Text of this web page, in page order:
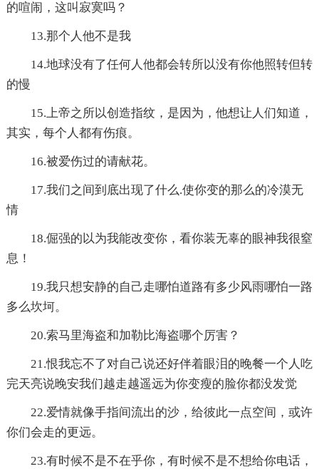
的喧闹，这叫寂寞吗？
13.那个人他不是我
14.地球没有了任何人他都会转所以没有你他照转但转
的慢
15.上帝之所以创造指纹，是因为，他想让人们知道，
其实，每个人都有伤痕。
16.被爱伤过的请献花。
17.我们之间到底出现了什么.使你变的那么的冷漠无
情
18.倔强的以为我能改变你，看你装无辜的眼神我很窒
息！
19.我只想安静的自己走哪怕道路有多少风雨哪怕一路
多么坎坷。
20.索马里海盗和加勒比海盗哪个厉害？
21.恨我忘不了对自己说还好伴着眼泪的晚餐一个人吃
完天亮说晚安我们越走越遥远为你变瘦的脸你都没发觉
22.爱情就像手指间流出的沙，给彼此一点空间，或许
你们会走的更远。
23.有时候不是不在乎你，有时候不是不想给你电话，